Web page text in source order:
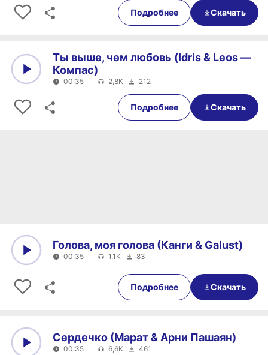
Подробнее Скачать
00:35
Ты выше, чем любовь (Idris & Leos —
Компас)
00:35 2,8K 212
Подробнее Скачать
00:35
Голова, моя голова (Канги & Galust)
00:35 1,1K 83
Подробнее Скачать
Сердечко (Марат & Арни Пашаян)
00:35 6,6K 461